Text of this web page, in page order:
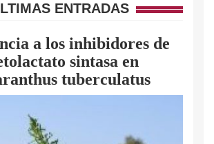
ENTRADAS
a los inhibidores de
sintasa en
tuberculatus